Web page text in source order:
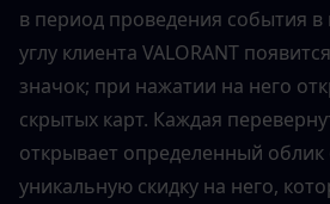
в период проведения события
углу клиента VALORANT
значок; при нажатии на него
скрытых карт. Каждая
открывает определенный
уникальную скидку на него,